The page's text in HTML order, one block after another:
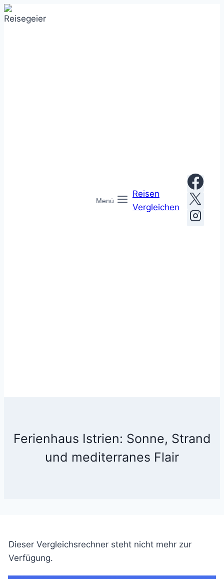
Zum
Inhalt
Menü
Reisen
Vergleichen
Ferienhaus Istrien: Sonne, Strand
und mediterranes Flair
Dieser Vergleichsrechner steht nicht mehr zur
Verfügung.